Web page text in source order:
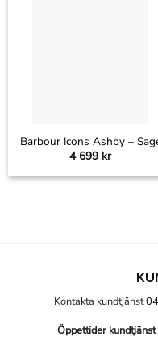
Barbour Icons Ashby –
4 699 kr
Kontakta kundtjänst
Öppettider kundtjänst